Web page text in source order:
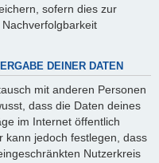
sofern dies zur
DEINER DATEN
mit anderen Personen
dass die Daten deines
im Internet öffentlich
kann jedoch festlegen, dass
Nutzerkreis